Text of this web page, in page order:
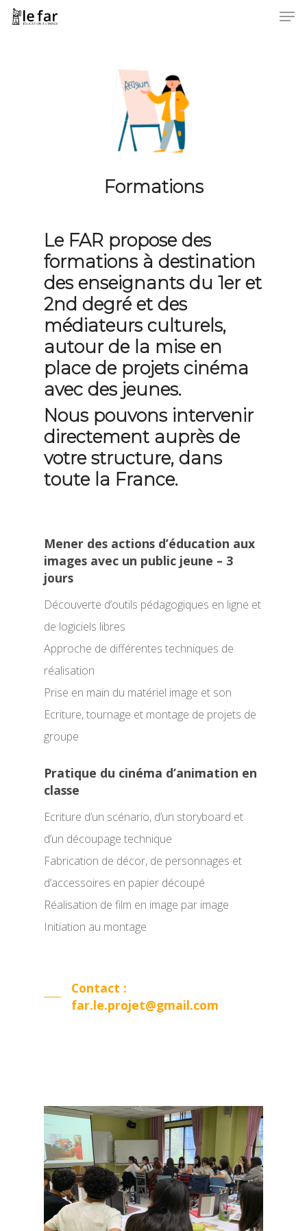
Skip
Formations
Le FAR propose des
formations à destination
des enseignants du 1er et
2nd degré et des
médiateurs culturels,
autour de la mise en
place de projets cinéma
avec des jeunes.
Nous pouvons intervenir
directement auprès de
votre structure, dans
toute la France.
Mener des actions d’éducation aux
images avec un public jeune – 3
jours
Découverte d’outils pédagogiques en ligne et
de logiciels libres
Approche de différentes techniques de
réalisation
Prise en main du matériel image et son
Ecriture, tournage et montage de projets de
groupe
Pratique du cinéma d’animation en
classe
Ecriture d’un scénario, d’un storyboard et
d’un découpage technique
Fabrication de décor, de personnages et
d’accessoires en papier découpé
Réalisation de film en image par image
Initiation au montage
Contact :
far.le.projet@gmail.com